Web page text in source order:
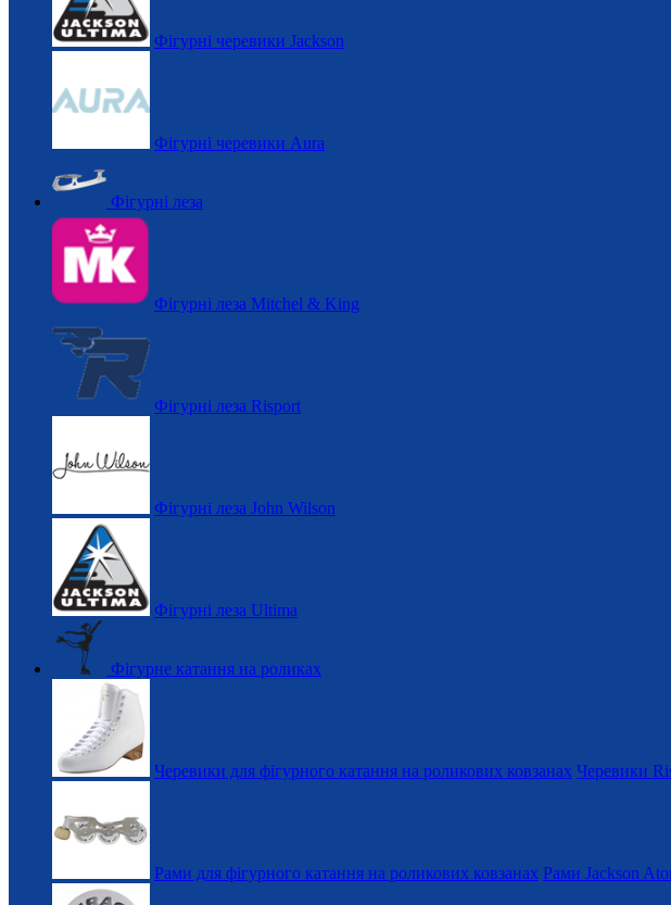
Фігурні черевики Jackson
Фігурні черевики Aura
Фігурні леза
Фігурні леза Mitchel & King
Фігурні леза Risport
Фігурні леза John Wilson
Фігурні леза Ultima
Фігурне катання на роликах
Черевики для фігурного катання на роликових ковзанах Черевики
Рами для фігурного катання на роликових ковзанах Рами Jackson